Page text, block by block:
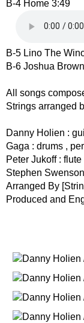
B-4 Home 3:49
B-5 Lino The
B-6 Joshua
All songs
Strings arranged
Danny Holien :
Gaga : drums ,
Peter Jukoff :
Stephen
Arranged By
Produced and